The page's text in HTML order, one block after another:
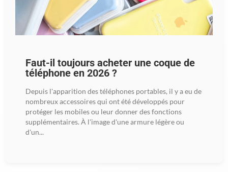
Faut-il toujours acheter une coque de
téléphone en 2026 ?
Depuis l'apparition des téléphones portables, il y a eu de
nombreux accessoires qui ont été développés pour
protéger les mobiles ou leur donner des fonctions
supplémentaires. À l'image d'une armure légère ou
d'un...